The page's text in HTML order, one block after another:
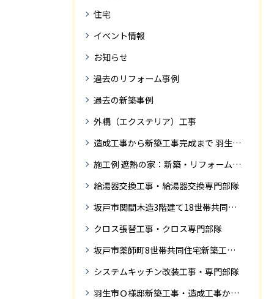
住宅
イベント情報
お知らせ
過去のリフォーム事例
過去の新築事例
外構（エクステリア）工事
造成工事から新築工事完成まで 羽生市Ｓ様邸新築工事・
施工例 遮熱の家：新築・リフォーム ドローンにて空撮
給湯器交換工事・給湯器交換専門部隊
坂戸市関間木造3階建て18世帯共同住宅の完成迄紹介
クロス張替工事・クロス専門部隊
坂戸市薬師町8世帯共同住宅新築工事完成迄の紹介です
システムキッチン改装工事・専門部隊
羽生市Ｏ様邸新築工事・造成工事から住宅完成までの紹介